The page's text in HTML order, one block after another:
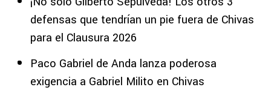
defensas que tendrían un pie fuera de Chivas
para el Clausura 2026
Paco Gabriel de Anda lanza poderosa
exigencia a Gabriel Milito en Chivas